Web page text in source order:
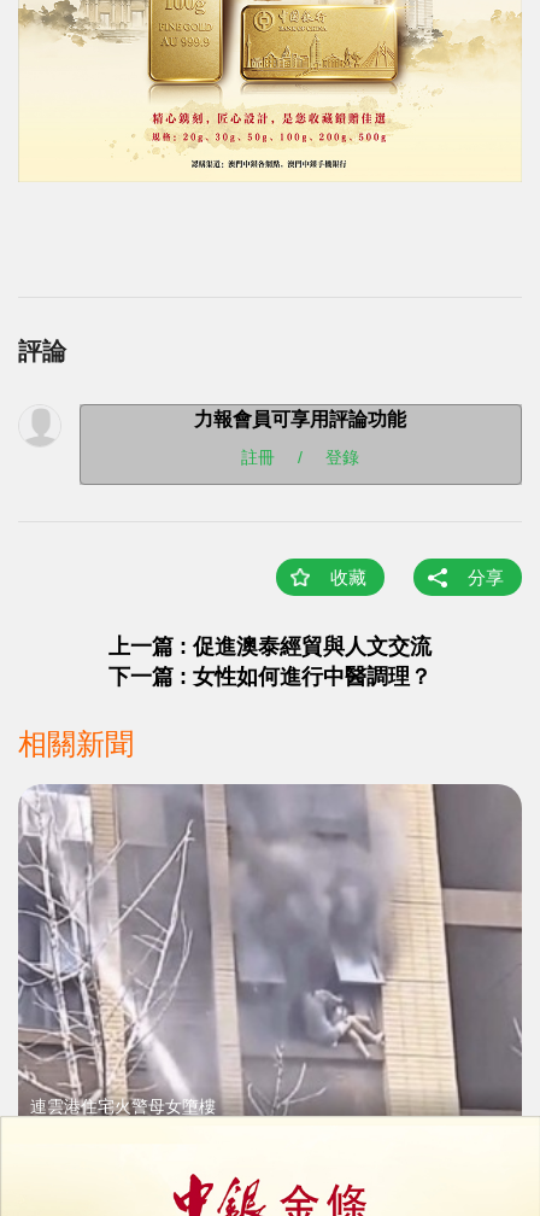
評論
力報會員可享用評論功能
註冊 / 登錄
收藏 分享
上一篇 : 促進澳泰經貿與人文交流
下一篇 : 女性如何進行中醫調理？
相關新聞
連雲港住宅火警母女墮樓
15804